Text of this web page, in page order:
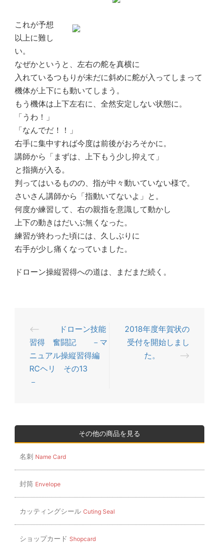
これが予想
以上に難し
い。
なぜかというと、左右の舵を真横に
入れているつもりが未だに斜めに舵が入ってしまって
機体が上下にも動いてしまう。
もう機体は上下左右に、全然安定しない状態に。
「うわ！」
「なんでだ！！」
右手に集中すれば今度は前後がおろそかに。
講師から「まずは、上下もう少し抑えて」
と指摘が入る。
判ってはいるものの、指が中々動いていない様で。
さいさん講師から「指動いてないよ」と。
何度か練習して、右の親指を意識して動かし
上下の動きはだいぶ無くなった。
練習が終わった頃には、久しぶりに
右手が少し痛くなっていました。
ドローン操縦習得への道は、まだまだ続く。
投
稿
ナ
ビ
シ
ン
⟵
ドローン技能
習得 奮闘記 －マ
ニュアル操縦習得編
RCヘリ その13
－
2018年度年賀状の
受付を開始しまし
た。
⟶
その他の商品を見る
名刺 Name Card
封筒 Envelope
カッティングシール Cuting Seal
ショップカード Shopcard